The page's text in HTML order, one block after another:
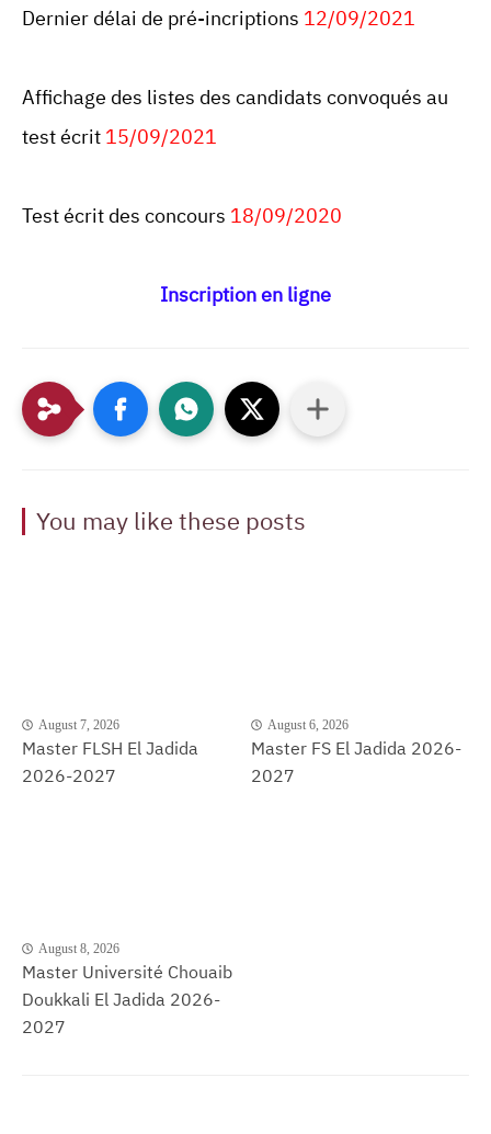
Dernier délai de pré-incriptions 12/09/2021
Affichage des listes des candidats convoqués au
test écrit15/09/2021
Test écrit des concours 18/09/2020
Inscription en ligne
You may like these posts
August 7, 2026
Master FLSH El Jadida
2026-2027
August 6, 2026
Master FS El Jadida 2026-
2027
August 8, 2026
Master Université Chouaib
Doukkali El Jadida 2026-
2027